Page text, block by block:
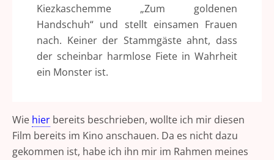
Kiezkaschemme „Zum goldenen
Handschuh“ und stellt einsamen Frauen
nach. Keiner der Stammgäste ahnt, dass
der scheinbar harmlose Fiete in Wahrheit
ein Monster ist.
Wie hier bereits beschrieben, wollte ich mir diesen
Film bereits im Kino anschauen. Da es nicht dazu
gekommen ist, habe ich ihn mir im Rahmen meines